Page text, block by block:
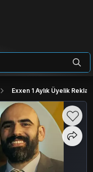
Exxen 1 Aylık Üyelik